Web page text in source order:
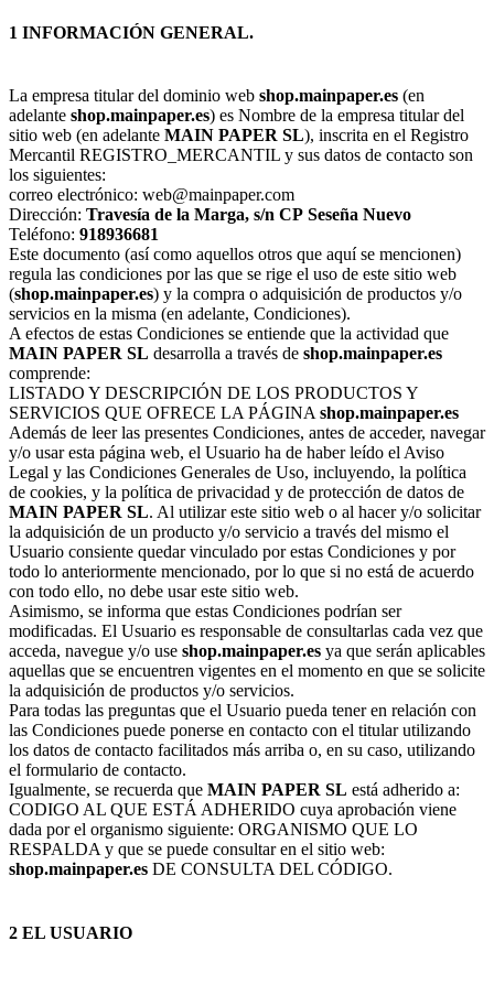
1 INFORMACIÓN GENERAL.
La empresa titular del dominio web shop.mainpaper.es (en
adelante shop.mainpaper.es) es Nombre de la empresa titular del
sitio web (en adelante MAIN PAPER SL), inscrita en el Registro
Mercantil REGISTRO_MERCANTIL y sus datos de contacto son
los siguientes:
correo electrónico: web@mainpaper.com
Dirección: Travesía de la Marga, s/n CP Seseña Nuevo
Teléfono: 918936681
Este documento (así como aquellos otros que aquí se mencionen)
regula las condiciones por las que se rige el uso de este sitio web
(shop.mainpaper.es) y la compra o adquisición de productos y/o
servicios en la misma (en adelante, Condiciones).
A efectos de estas Condiciones se entiende que la actividad que
MAIN PAPER SL desarrolla a través de shop.mainpaper.es
comprende:
LISTADO Y DESCRIPCIÓN DE LOS PRODUCTOS Y
SERVICIOS QUE OFRECE LA PÁGINA shop.mainpaper.es
Además de leer las presentes Condiciones, antes de acceder, navegar
y/o usar esta página web, el Usuario ha de haber leído el Aviso
Legal y las Condiciones Generales de Uso, incluyendo, la política
de cookies, y la política de privacidad y de protección de datos de
MAIN PAPER SL. Al utilizar este sitio web o al hacer y/o solicitar
la adquisición de un producto y/o servicio a través del mismo el
Usuario consiente quedar vinculado por estas Condiciones y por
todo lo anteriormente mencionado, por lo que si no está de acuerdo
con todo ello, no debe usar este sitio web.
Asimismo, se informa que estas Condiciones podrían ser
modificadas. El Usuario es responsable de consultarlas cada vez que
acceda, navegue y/o use shop.mainpaper.es ya que serán aplicables
aquellas que se encuentren vigentes en el momento en que se solicite
la adquisición de productos y/o servicios.
Para todas las preguntas que el Usuario pueda tener en relación con
las Condiciones puede ponerse en contacto con el titular utilizando
los datos de contacto facilitados más arriba o, en su caso, utilizando
el formulario de contacto.
Igualmente, se recuerda que MAIN PAPER SL está adherido a:
CODIGO AL QUE ESTÁ ADHERIDO cuya aprobación viene
dada por el organismo siguiente: ORGANISMO QUE LO
RESPALDA y que se puede consultar en el sitio web:
shop.mainpaper.es DE CONSULTA DEL CÓDIGO.
2 EL USUARIO